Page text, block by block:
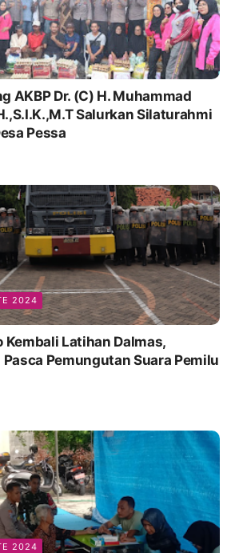
AKBP Dr. (C) H. Muhammad
Salurkan Silaturahmi
Pessa
2024
Kembali Latihan Dalmas,
Pemungutan Suara Pemilu
2024